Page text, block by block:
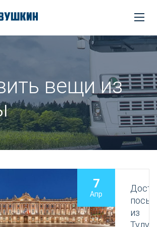
вещи из
7
Апр
из